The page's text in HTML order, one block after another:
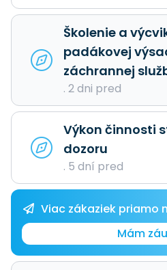
Školenie a
padákovej
záchrannej
. 2 dni pred
Výkon činnosti
dozoru
. 5 dní pred
Viac zákaziek priamo
Mám